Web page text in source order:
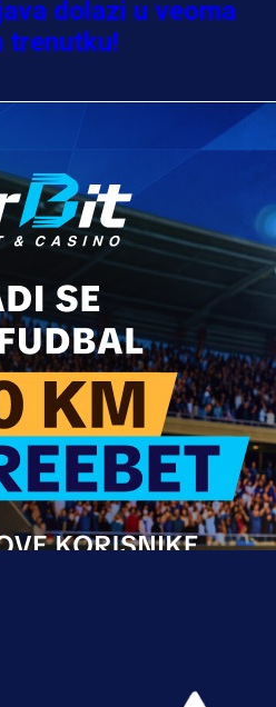
dolazi u veoma
trenutku!